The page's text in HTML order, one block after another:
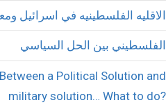
الاقليه الفلسطينيه في اسرائيل
الفلسطيني بين الحل السياسي
a Political Solution and
military solution… What to do?